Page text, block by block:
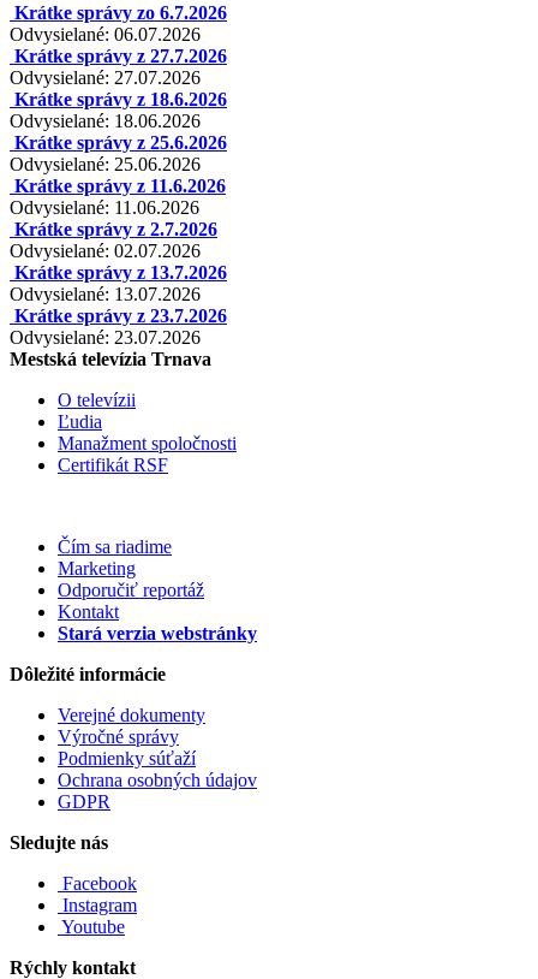
Krátke správy zo 6.7.2026
Odvysielané: 06.07.2026
Krátke správy z 27.7.2026
Odvysielané: 27.07.2026
Krátke správy z 18.6.2026
Odvysielané: 18.06.2026
Krátke správy z 25.6.2026
Odvysielané: 25.06.2026
Krátke správy z 11.6.2026
Odvysielané: 11.06.2026
Krátke správy z 2.7.2026
Odvysielané: 02.07.2026
Krátke správy z 13.7.2026
Odvysielané: 13.07.2026
Krátke správy z 23.7.2026
Odvysielané: 23.07.2026
Mestská televízia Trnava
O televízii
Ľudia
Manažment spoločnosti
Certifikát RSF
Čím sa riadime
Marketing
Odporučiť reportáž
Kontakt
Stará verzia webstránky
Dôležité informácie
Verejné dokumenty
Výročné správy
Podmienky súťaží
Ochrana osobných údajov
GDPR
Sledujte nás
Facebook
Instagram
Youtube
Rýchly kontakt